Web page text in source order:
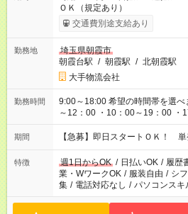
ＯＫ（規定あり）
交通費別途支給あり
勤務地
埼玉県朝霞市
朝霞台駅 / 朝霞駅 / 北朝霞駅
大手物流会社
勤務時間
9:00～18:00 希望の時間帯を選べます！ ＜シフト例＞ ・8：30
～12：00 ・10：00～19：00 ・
22：00 ・22：00～翌6：00 など
期間 【急募】即日スタートＯＫ！ 単
特徴 週1日からOK / 日払いOK / 履歴
業・WワークOK / 服装自由 / シ
集 / 電話対応なし / パソコンスキ